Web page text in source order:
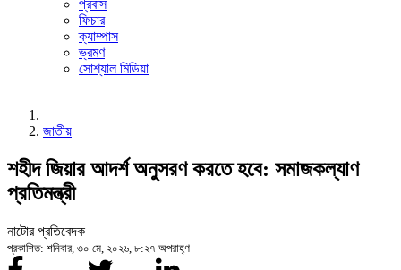
প্রবাস
ফিচার
ক্যাম্পাস
ভ্রমণ
সোশ্যাল মিডিয়া
জাতীয়
শহীদ জিয়ার আদর্শ অনুসরণ করতে হবে: সমাজকল্যাণ
প্রতিমন্ত্রী
নাটোর প্রতিবেদক
প্রকাশিত: শনিবার, ৩০ মে, ২০২৬, ৮:২৭ অপরাহ্ণ